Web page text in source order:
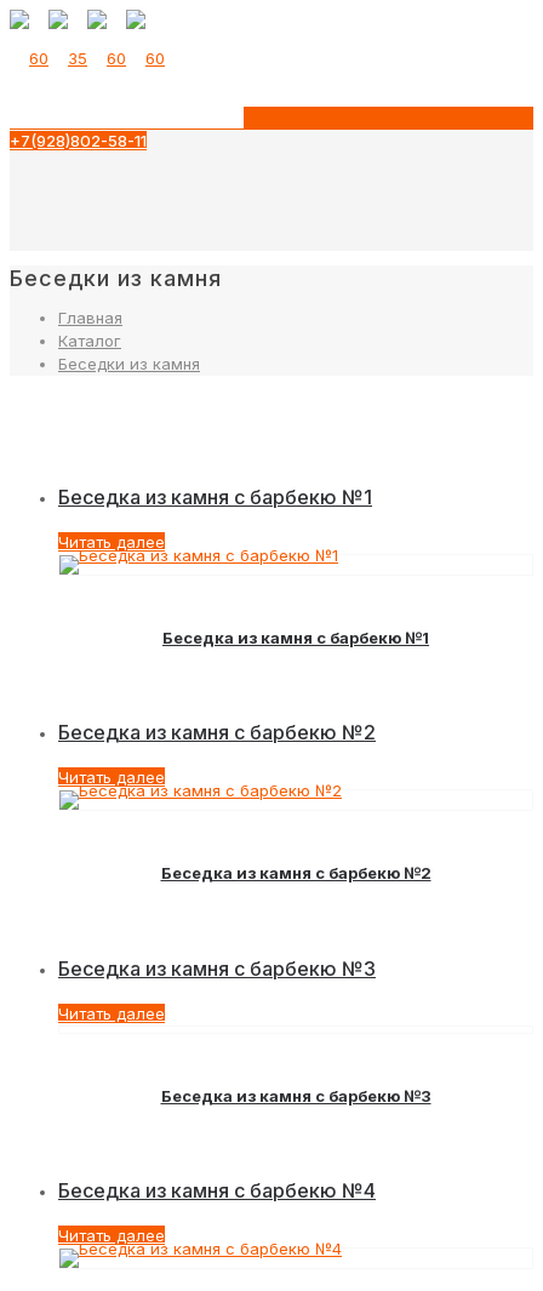
+7(928)802-58-11
Беседки из камня
Главная
Каталог
Беседки из камня
Беседка из камня с барбекю №1
Читать далее
Беседка из камня с барбекю №1
Беседка из камня с барбекю №2
Читать далее
Беседка из камня с барбекю №2
Беседка из камня с барбекю №3
Читать далее
Беседка из камня с барбекю №3
Беседка из камня с барбекю №4
Читать далее